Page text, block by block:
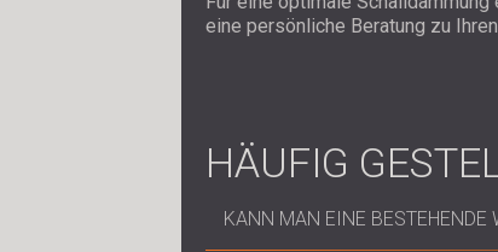
eine persönliche Beratung zu Ihren
HÄUFIG
KANN MAN EINE BESTEHENDE